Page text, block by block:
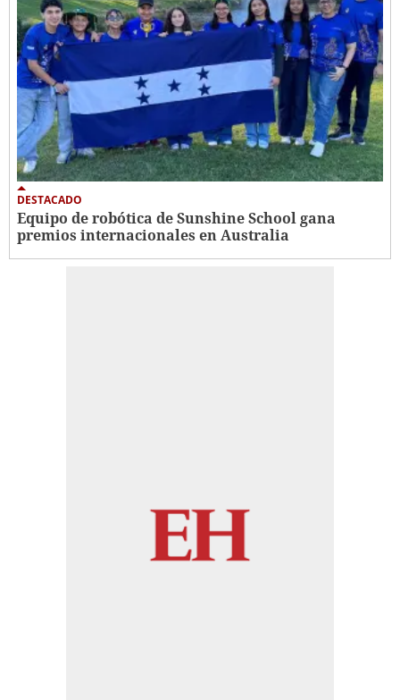
DESTACADO
Equipo de robótica de Sunshine School gana
premios internacionales en Australia